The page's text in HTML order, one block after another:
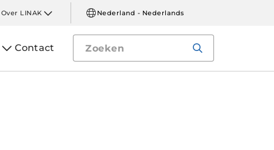
Over LINAK Nederland - Nederlands
Contact